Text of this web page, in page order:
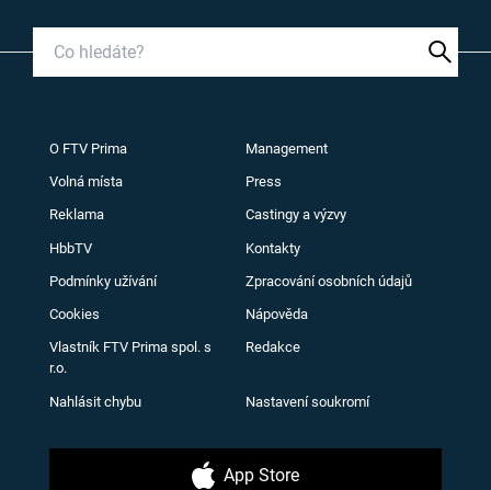
O FTV Prima Management
Volná místa Press
Reklama Castingy a výzvy
HbbTV Kontakty
Podmínky užívání Zpracování osobních údajů
Cookies Nápověda
Vlastník FTV Prima spol. s
r.o.
Redakce
Nahlásit chybu Nastavení soukromí
App Store